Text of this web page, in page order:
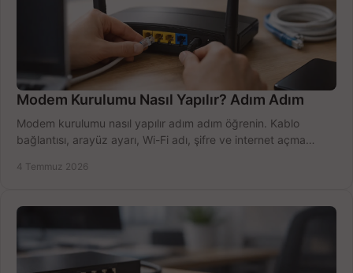
Modem Kurulumu Nasıl Yapılır? Adım Adım
Modem kurulumu nasıl yapılır adım adım öğrenin. Kablo
bağlantısı, arayüz ayarı, Wi-Fi adı, şifre ve internet açma
4 Temmuz 2026